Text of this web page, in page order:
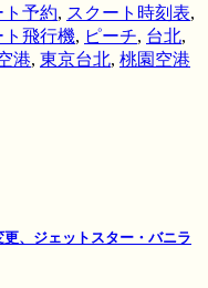
ト予約, スクート時刻表,
ト飛行機, ピーチ, 台北,
港, 東京台北, 桃園空港
、ジェットスター・バニラ